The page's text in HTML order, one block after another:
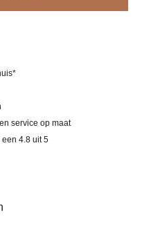
service op maat
4.8 uit 5